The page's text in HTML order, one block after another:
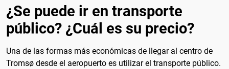
¿Se puede ir en transporte
público? ¿Cuál es su precio?
Una de las formas más económicas de llegar al centro de
Tromsø desde el aeropuerto es utilizar el transporte público.